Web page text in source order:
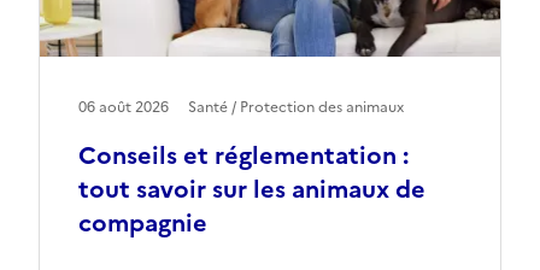
Conseils et réglementation :
tout savoir sur les animaux de
compagnie
06 août 2026 Santé / Protection des animaux